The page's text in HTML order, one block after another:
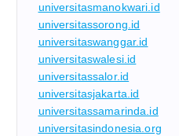
universitasmanokwari.id
universitassorong.id
universitaswanggar.id
universitaswalesi.id
universitassalor.id
universitasjakarta.id
universitassamarinda.id
universitasindonesia.org